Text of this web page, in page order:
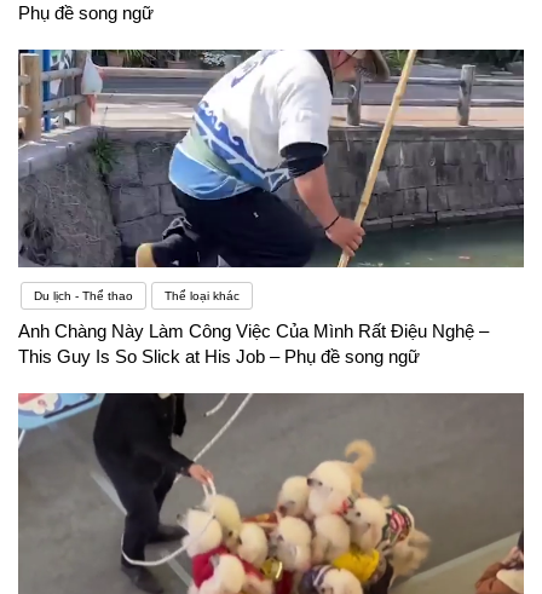
Phụ đề song ngữ
Du lịch - Thể thao Thể loại khác
Anh Chàng Này Làm Công Việc Của Mình Rất Điệu Nghệ –
This Guy Is So Slick at His Job – Phụ đề song ngữ